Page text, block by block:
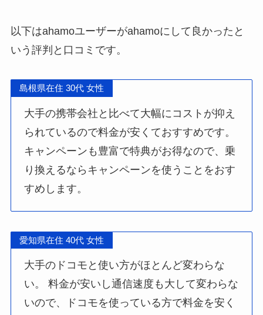
以下はahamoユーザーがahamoにして良かったと
いう評判と口コミです。
島根県在住 30代 女性
大手の携帯会社と比べて大幅にコストが抑え
られているので料金が安くておすすめです。
キャンペーンも豊富で特典がお得なので、乗
り換えるならキャンペーンを使うことをおす
すめします。
愛知県在住 40代 女性
大手のドコモと使い方がほとんど変わらな
い。 料金が安いし通信速度も大して変わらな
いので、ドコモを使っている方で料金を安く